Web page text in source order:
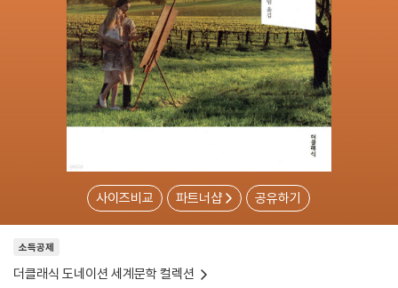
사이즈비교 파트너샵 공유하기
소득공제
더클래식 도네이션 세계문학 컬렉션